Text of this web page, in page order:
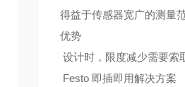
得益于传感器宽广的测量
优势
设计时，限度减少需要索
Festo 即插即用解决方案